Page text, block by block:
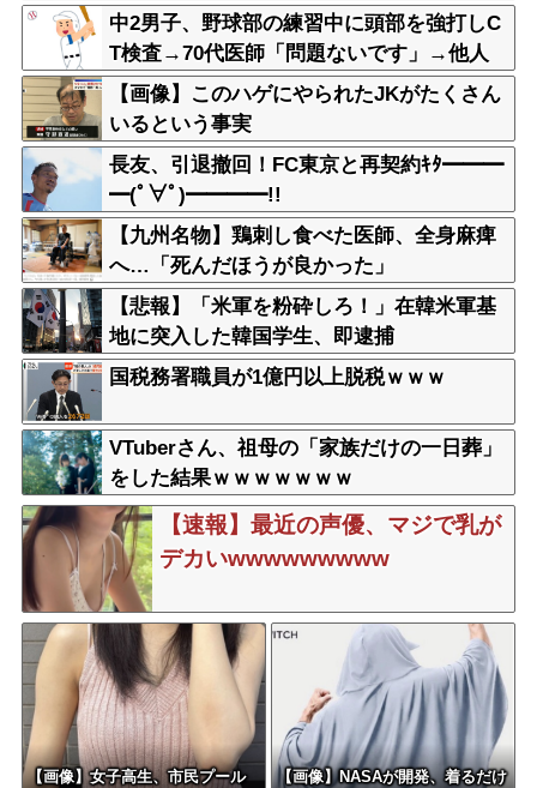
中2男子、野球部の練習中に頭部を強打しC
T検査→70代医師「問題ないです」→他人
のCT画像で中学生死亡
【画像】このハゲにやられたJKがたくさん
いるという事実
長友、引退撤回！FC東京と再契約ｷﾀ━━━
━(ﾟ∀ﾟ)━━━━!!
【九州名物】鶏刺し食べた医師、全身麻痺
へ…「死んだほうが良かった」
【悲報】「米軍を粉砕しろ！」在韓米軍基
地に突入した韓国学生、即逮捕
国税務署職員が1億円以上脱税ｗｗｗ
VTuberさん、祖母の「家族だけの一日葬」
をした結果ｗｗｗｗｗｗｗ
【速報】最近の声優、マジで乳が
デカいwwwwwwwww
【画像】女子高生、市民プール
【画像】NASAが開発、着るだけ